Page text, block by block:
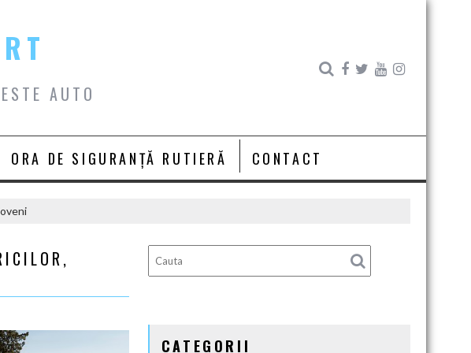
AUTO
ORA DE SIGURANȚĂ RUTIERĂ CONTACT
CATEGORII